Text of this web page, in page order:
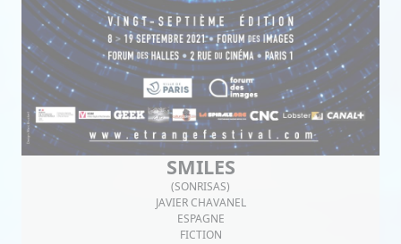
SMILES
(SONRISAS)
JAVIER CHAVANEL
ESPAGNE
FICTION